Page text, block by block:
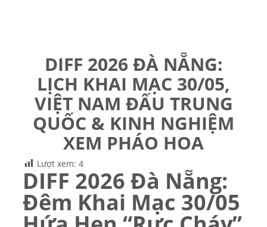
DIFF 2026 ĐÀ NẴNG:
LỊCH KHAI MẠC 30/05,
VIỆT NAM ĐẤU TRUNG
QUỐC & KINH NGHIỆM
XEM PHÁO HOA
Lượt xem: 4
DIFF 2026 Đà Nẵng:
Đêm Khai Mạc 30/05